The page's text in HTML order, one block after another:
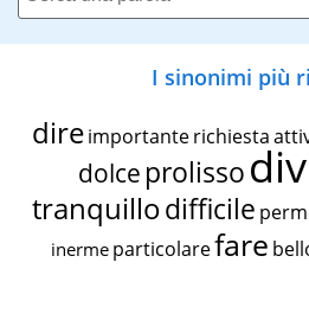
I sinonimi più
dire importante richiesta
dolce prolisso
tranquillodifficile
inerme particolarefare